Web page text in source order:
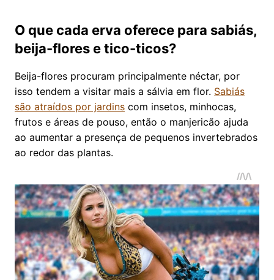
O que cada erva oferece para sabiás,
beija-flores e tico-ticos?
Beija-flores procuram principalmente néctar, por
isso tendem a visitar mais a sálvia em flor. Sabiás
são atraídos por jardins com insetos, minhocas,
frutos e áreas de pouso, então o manjericão ajuda
ao aumentar a presença de pequenos invertebrados
ao redor das plantas.